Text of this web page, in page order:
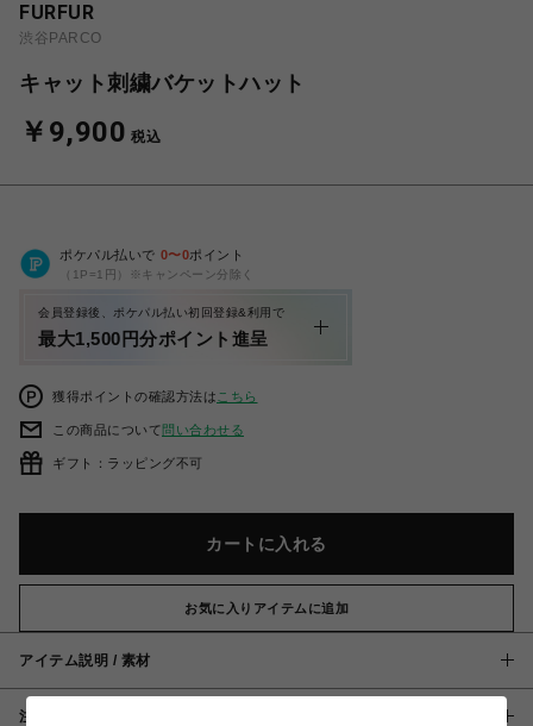
FURFUR
渋谷PARCO
キャット刺繍バケットハット
￥9,900 税込
ポケパル払いで 0〜0ポイント
（1P=1円）※キャンペーン分除く
会員登録後、ポケパル払い初回登録&利用で
最大1,500円分ポイント進呈
獲得ポイントの確認方法は こちら
この商品について問い合わせる
ギフト：ラッピング不可
カートに入れる
お気に入りアイテムに追加
アイテム説明 / 素材
注意事項